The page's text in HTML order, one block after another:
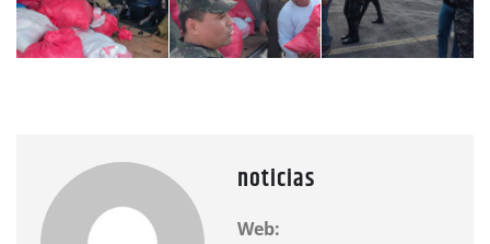
noticias
Web: